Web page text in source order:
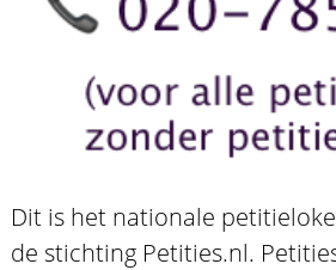
Dit is het nationale
de stichting Petities.nl.